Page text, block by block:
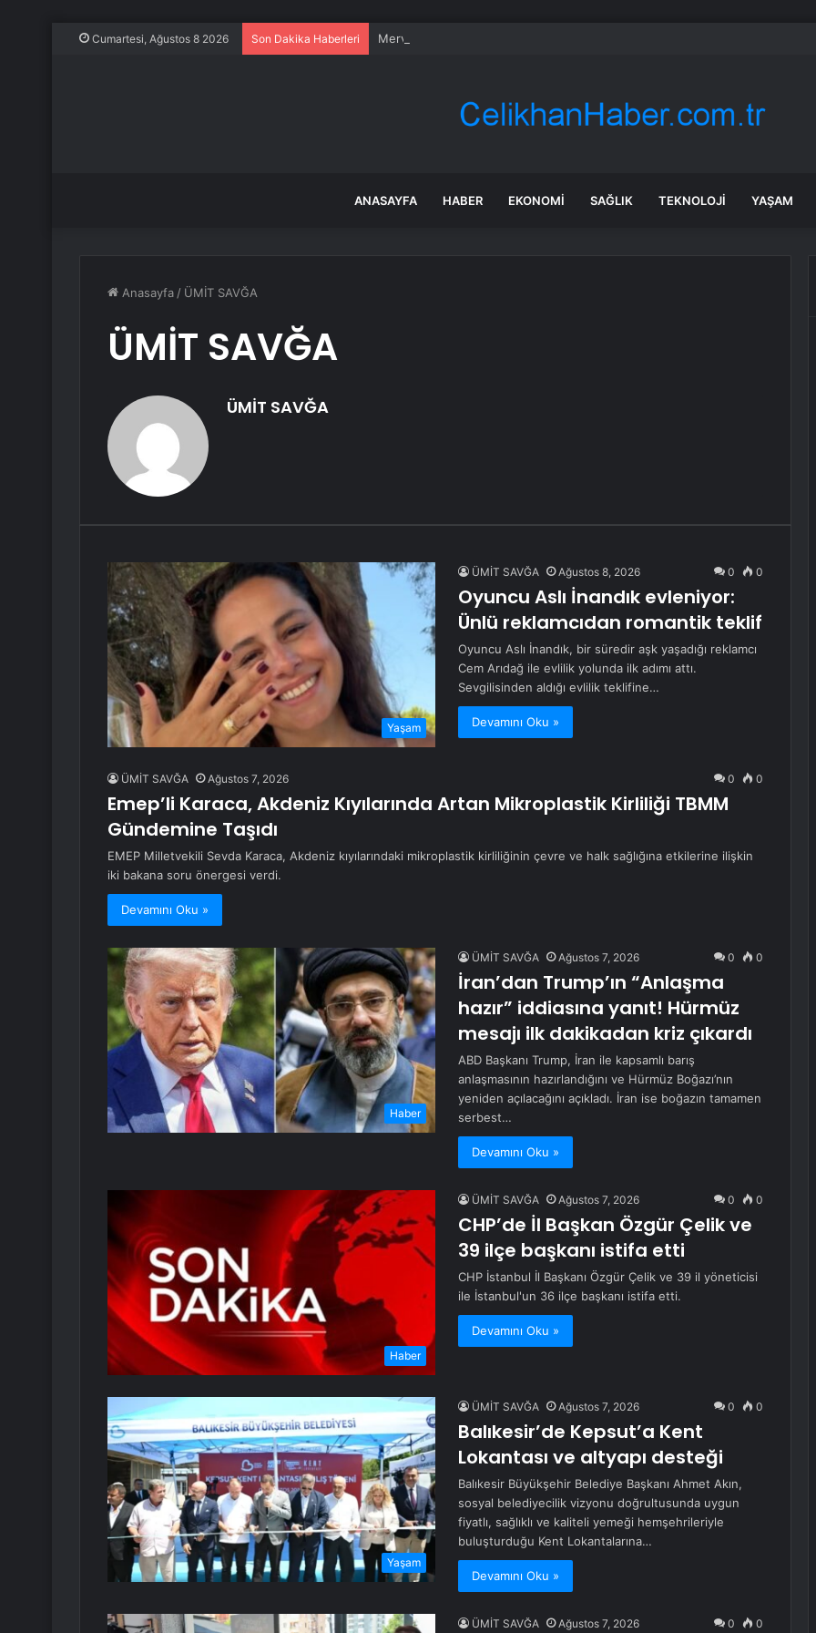
Cumartesi, Ağustos 8 2026 Son Dakika Haberleri Merve Dizdar’ın bebeğinin cinsiyeti belli oldu: Doğum tarihini de açıkladı
ANASAYFA HABER EKONOMI SAĞLIK TEKNOLOJI YAŞAM
Anasayfa / ÜMİT SAVĞA
ÜMİT SAVĞA
ÜMİT SAVĞA
Yaşam
ÜMİT SAVĞA Ağustos 8, 2026 0 0
Oyuncu Aslı İnandık evleniyor:
Ünlü reklamcıdan romantik teklif
Oyuncu Aslı İnandık, bir süredir aşk yaşadığı reklamcı
Cem Arıdağ ile evlilik yolunda ilk adımı attı.
Sevgilisinden aldığı evlilik teklifine…
Devamını Oku »
ÜMİT SAVĞA Ağustos 7, 2026 0 0
Emep’li Karaca, Akdeniz Kıyılarında Artan Mikroplastik Kirliliği TBMM
Gündemine Taşıdı
EMEP Milletvekili Sevda Karaca, Akdeniz kıyılarındaki mikroplastik kirliliğinin çevre ve halk sağlığına etkilerine ilişkin
iki bakana soru önergesi verdi.
Devamını Oku »
Haber
ÜMİT SAVĞA Ağustos 7, 2026 0 0
İran’dan Trump’ın “Anlaşma
hazır” iddiasına yanıt! Hürmüz
mesajı ilk dakikadan kriz çıkardı
ABD Başkanı Trump, İran ile kapsamlı barış
anlaşmasının hazırlandığını ve Hürmüz Boğazı’nın
yeniden açılacağını açıkladı. İran ise boğazın tamamen
serbest…
Devamını Oku »
Haber
ÜMİT SAVĞA Ağustos 7, 2026 0 0
CHP’de İl Başkan Özgür Çelik ve
39 ilçe başkanı istifa etti
CHP İstanbul İl Başkanı Özgür Çelik ve 39 il yöneticisi
ile İstanbul'un 36 ilçe başkanı istifa etti.
Devamını Oku »
Yaşam
ÜMİT SAVĞA Ağustos 7, 2026 0 0
Balıkesir’de Kepsut’a Kent
Lokantası ve altyapı desteği
Balıkesir Büyükşehir Belediye Başkanı Ahmet Akın,
sosyal belediyecilik vizyonu doğrultusunda uygun
fiyatlı, sağlıklı ve kaliteli yemeği hemşehrileriyle
buluşturduğu Kent Lokantalarına…
Devamını Oku »
ÜMİT SAVĞA Ağustos 7, 2026 0 0